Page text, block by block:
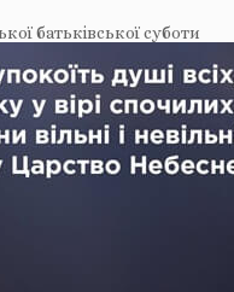
батьківської суботи